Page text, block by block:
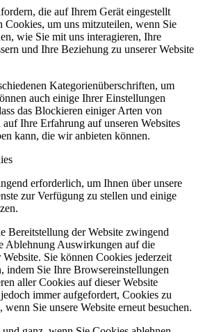
die auf Ihrem Gerät eingestellt
Cookies, um uns mitzuteilen, wenn Sie
wie Sie mit uns interagieren, Ihre
und Ihre Beziehung zu unserer Website
Kategorienüberschriften, um
auch einige Ihrer Einstellungen
das Blockieren einiger Arten von
Ihre Erfahrung auf unseren Websites
kann, die wir anbieten können.
erforderlich, um Ihnen über unsere
zur Verfügung zu stellen und einige
Bereitstellung der Website zwingend
Ablehnung Auswirkungen auf die
Sie können Cookies jederzeit
indem Sie Ihre Browsereinstellungen
aller Cookies auf dieser Website
immer aufgefordert, Cookies zu
wenn Sie unsere Website erneut besuchen.